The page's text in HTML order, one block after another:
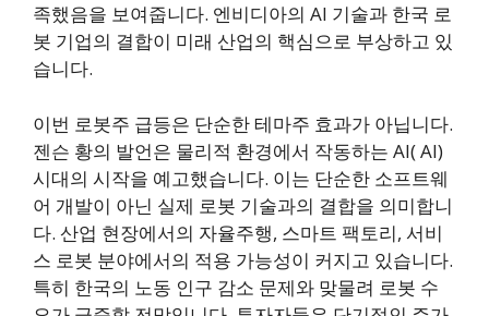
족했음을 보여줍니다. 엔비디아의 AI 기술과 한국 로
봇 기업의 결합이 미래 산업의 핵심으로 부상하고 있
습니다.
이번 로봇주 급등은 단순한 테마주 효과가 아닙니다.
젠슨 황의 발언은 물리적 환경에서 작동하는 AI( AI)
시대의 시작을 예고했습니다. 이는 단순한 소프트웨
어 개발이 아닌 실제 로봇 기술과의 결합을 의미합니
다. 산업 현장에서의 자율주행, 스마트 팩토리, 서비
스 로봇 분야에서의 적용 가능성이 커지고 있습니다.
특히 한국의 노동 인구 감소 문제와 맞물려 로봇 수